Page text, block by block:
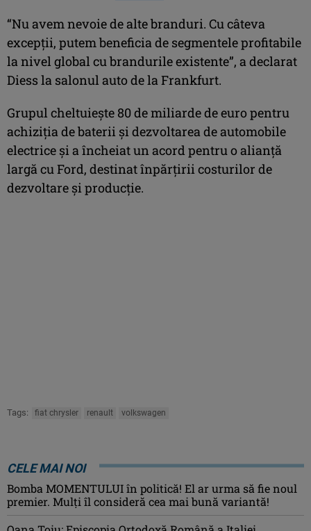
“Nu avem nevoie de alte branduri. Cu câteva
excepţii, putem beneficia de segmentele profitabile
la nivel global cu brandurile existente”, a declarat
Diess la salonul auto de la Frankfurt.
Grupul cheltuieşte 80 de miliarde de euro pentru
achiziţia de baterii şi dezvoltarea de automobile
electrice şi a încheiat un acord pentru o alianţă
largă cu Ford, destinat înpărţirii costurilor de
dezvoltare şi producţie.
Tags: fiat chrysler renault volkswagen
CELE MAI NOI
Bomba MOMENTULUI în politică! El ar urma să fie noul
premier. Mulți îl consideră cea mai bună variantă!